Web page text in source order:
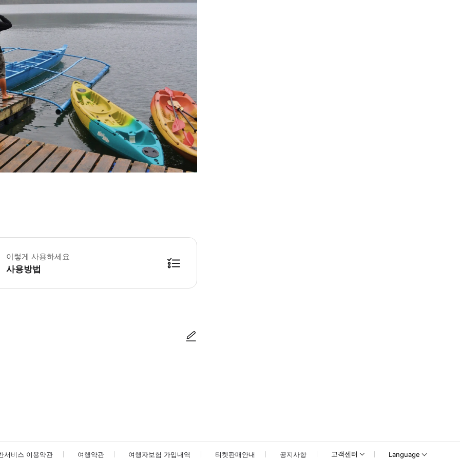
부 정보: * 기사님께 현지 맛집으로 유명한 Lab-as Seafoods에 데려다 달라고 요청하세요. 바닷가에 위치한 인기 레스토랑으로, 살아있는 신선한 생선,
이렇게 사용하세요
사용방법
서비스 이용약관 여행약관 여행자보험 가입내역 티켓판매안내 공지사항 고객센터 Language